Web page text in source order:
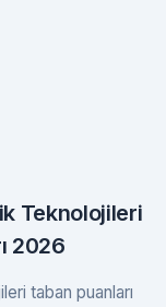
Teknolojileri
2026
taban puanları